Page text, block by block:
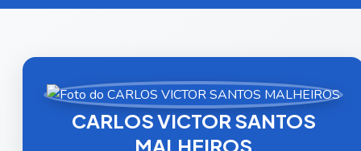
CARLOS VICTOR SANTOS
MALHEIROS